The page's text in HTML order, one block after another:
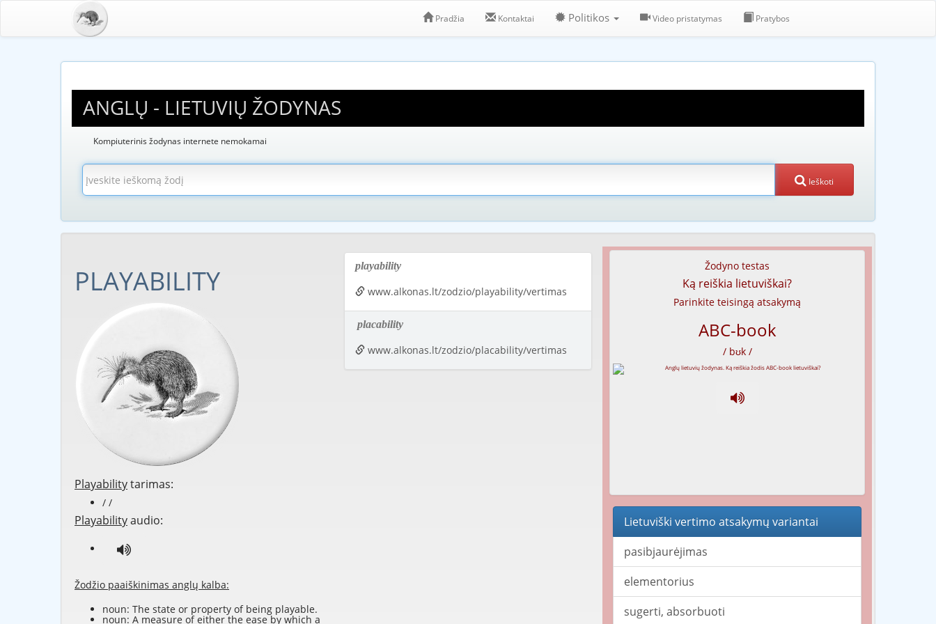
Pradžia Kontaktai Politikos Video pristatymas Pratybos
ANGLŲ - LIETUVIŲ ŽODYNAS
Kompiuterinis žodynas internete nemokamai
Ieškoti
PLAYABILITY
Playabilitytarimas:
/ /
Playabilityaudio:
Žodžio paaiškinimas anglų kalba:
noun: The state or property of being playable.
noun: A measure of either the ease by which a
playability
www.alkonas.lt/zodzio/playability/vertimas
placability
www.alkonas.lt/zodzio/placability/vertimas
Žodyno testas
Ką reiškia lietuviškai?
Parinkite teisingą atsakymą
ABC-book
/ bʊk /
Lietuviški vertimo atsakymų variantai
pasibjaurėjimas
elementorius
sugerti, absorbuoti